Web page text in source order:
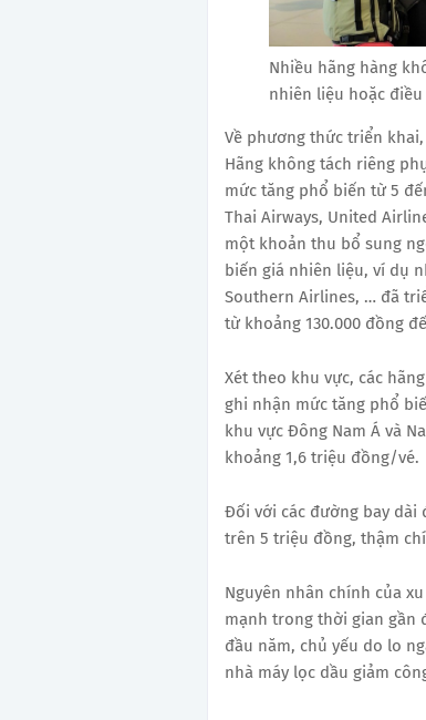
Nhiều hãng hàng
nhiên liệu hoặc
Về phương thức triển
Hãng không tách riêng
mức tăng phổ biến từ 5
Thai Airways, United
một khoản thu bổ sung
biến giá nhiên liệu, ví dụ
Southern Airlines, … đã
từ khoảng 130.000 đồng
Xét theo khu vực, các
ghi nhận mức tăng phổ
khu vực Đông Nam Á và
khoảng 1,6 triệu đồng/vé.
Đối với các đường bay dài
trên 5 triệu đồng, thậm
Nguyên nhân chính của
mạnh trong thời gian gần
đầu năm, chủ yếu do lo
nhà máy lọc dầu giảm